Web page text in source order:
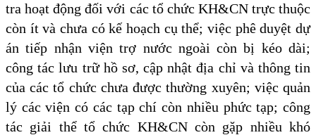
tra hoạt động đối với các tổ chức KH&CN trực thuộc
còn ít và chưa có kế hoạch cụ thể; việc phê duyệt dự
án tiếp nhận viện trợ nước ngoài còn bị kéo dài;
công tác lưu trữ hồ sơ, cập nhật địa chỉ và thông tin
của các tổ chức chưa được thường xuyên; việc quản
lý các viện có các tạp chí còn nhiều phức tạp; công
tác giải thể tổ chức KH&CN còn gặp nhiều khó